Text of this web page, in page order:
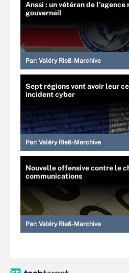
Anssi : un vétéran de
gouvernail
Par: Valéry Rieß-Marchive
Sept régions vont avoir leur
incident cyber
Par: Valéry Rieß-Marchive
Nouvelle offensive contre le
communications
Par: Valéry Rieß-Marchive